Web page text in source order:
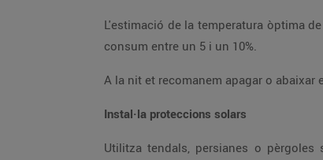
L'estimació de la temperatura òptima de casa oscil·la entre 19 ºC i 21 ºC a l'hivern i entre 24 ºC i 26 ºC a l'estiu. Si incrementes la temperatura, augmenta el
consum entre un 5 i un 10%.
Instal·la proteccions solars
Utilitza tendals, persianes o pèrgoles segons les necessitats de l'habitatge, tenint en compte punts clau per a la seva efectivitat, com la disposició,